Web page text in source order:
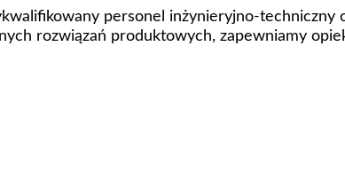
personel inżynieryjno-
rozwiązań produktowych, zapewniamy